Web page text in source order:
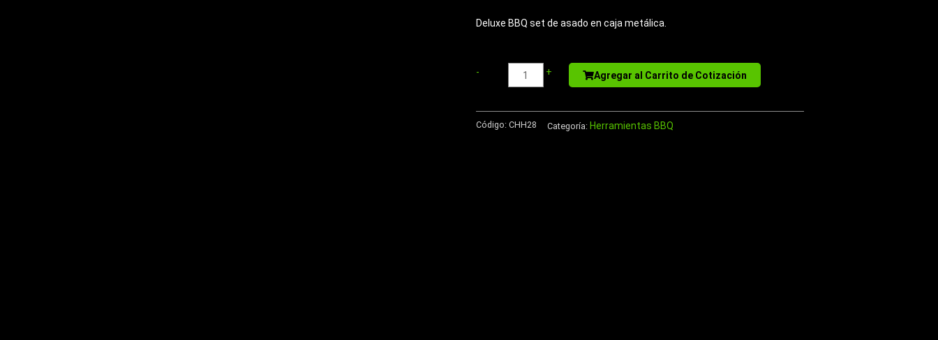
Deluxe BBQ set de asado en caja metálica.
-
de
+ Agregar al Carrito de Cotización
Código: CHH28 Categoría: Herramientas BBQ